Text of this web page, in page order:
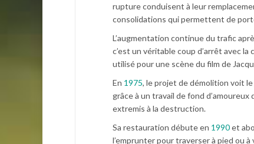
rupture conduisent à leur
consolidations qui permettent de
L’augmentation continue du trafic
c’est un véritable coup d’arrêt avec
utilisé pour une scène du film de
En 1975, le projet de démolition voit
grâce à un travail de fond
extremis à la destruction.
Sa restauration débute en 1990et
l’emprunter pour traverser à pied ou à